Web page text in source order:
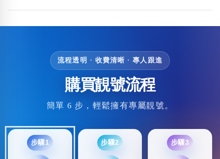
流程透明 · 收費清晰 · 專人跟進
購買靚號流程
簡單 6 步，輕鬆擁有專屬靚號。
步驟1 步驟2 步驟3